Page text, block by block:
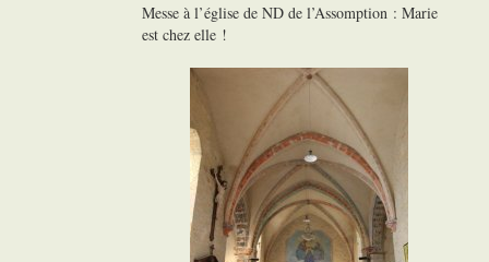
Messe à l’église de ND de l’Assomption : Marie
est chez elle !